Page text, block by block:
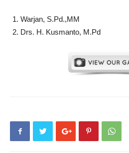
Warjan, S.Pd.,MM
Drs. H. Kusmanto, M.Pd